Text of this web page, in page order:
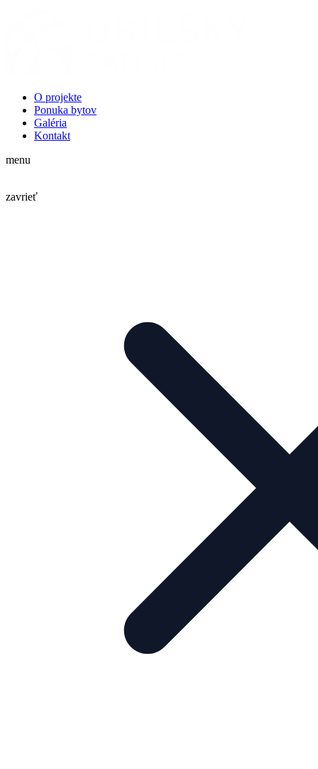
O projekte
Ponuka bytov
Galéria
Kontakt
menu
zavrieť